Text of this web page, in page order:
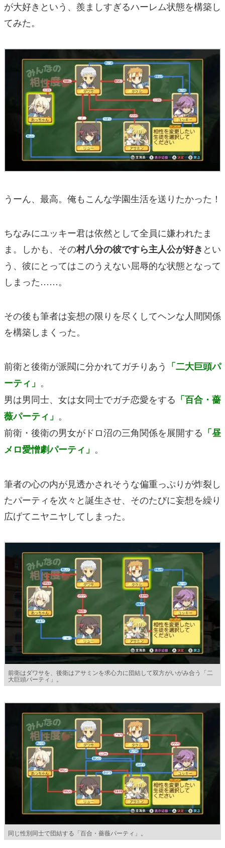
が大好きという、羨ましすぎるハーレム状態を構築し
てみた。
うーん、最高。俺もこんな学園生活を送りたかった！
ちなみにユッキー君は依然として全員に嫌われたま
ま。しかも、その村八分の彼ですら主人公が好き とい
う、彼にとってはこのうえない屈辱的な状態となって
しまった……。
その後も筆者は妄想の限りを尽くしてヘンな人間関係
を構築しまくった。
前衛と後衛が派閥に分かれてガチりあう 「二大巨頭パ
ーティ」 。
男は男同士、女は女同士でガチ恋愛をする 「百合・薔
薇パーティ」 。
前衛・後衛の男女がドロ沼の三角関係を展開する 「昼
メロ愛憎劇パーティ」 。
筆者の心の内が見透かされそうな偏重っぷりが炸裂し
たパーティを次々と誕生させ、そのたびに妄想を繰り
広げてニヤニヤしてしまった。
前衛はダワサを、後衛はアサミンを求心力に団結して双方がいがみ合う「二
大巨頭パーティ」。
同じ性別同士で団結する「百合・薔薇パーティ」。